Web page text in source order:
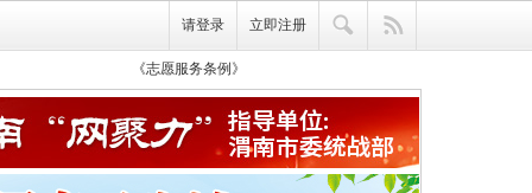
请登录 立即注册
《志愿服务条例》
再次学习《渭南青年志愿服务队队规》
全国志愿云服务信息系统操作视频